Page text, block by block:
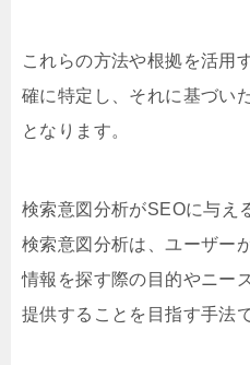
これらの方法や根拠を活用
確に特定し、それに基づい
となります。
検索意図分析がSEOに与え
検索意図分析は、ユーザー
情報を探す際の目的やニー
提供することを目指す手法